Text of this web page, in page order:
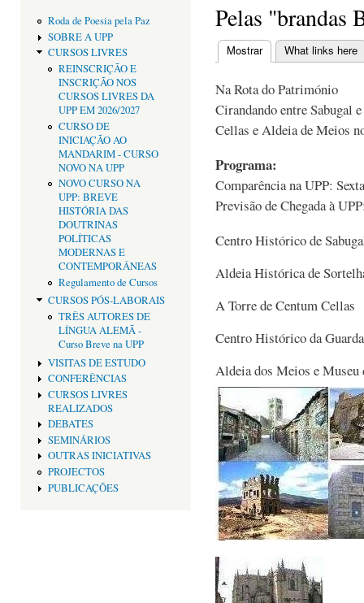
Roda de Poesia pela Paz
SOBRE A UPP
CURSOS LIVRES
REINSCRIÇÃO E
INSCRIÇÃO NOS
CURSOS LIVRES DA
UPP EM 2026/2027
CURSO DE
INICIAÇÃO AO
MANDARIM - CURSO
NOVO NA UPP
NOVO CURSO NA
UPP: BREVE
HISTÓRIA DAS
DOUTRINAS
POLÍTICAS
MODERNAS E
CONTEMPORÂNEAS
Regulamento de Cursos
CURSOS PÓS-LABORAIS
TRÊS AUTORES DE
LÍNGUA ALEMÃ -
Curso Breve na UPP
VISITAS DE ESTUDO
CONFERÊNCIAS
CURSOS LIVRES
REALIZADOS
DEBATES
SEMINÁRIOS
OUTRAS INICIATIVAS
PROJECTOS
PUBLICAÇÕES
Pelas "brandas
Separadores
Mostrar(separador ativo)
What links here
Na Rota do Património
Cirandando entre Sabugal
Cellas e Aldeia de Meios
Programa:
Comparência na UPP:
Previsão de Chegada à
Centro Histórico de
Aldeia Histórica de
A Torre de Centum Cellas
Centro Histórico da Guarda
Aldeia dos Meios e Museu